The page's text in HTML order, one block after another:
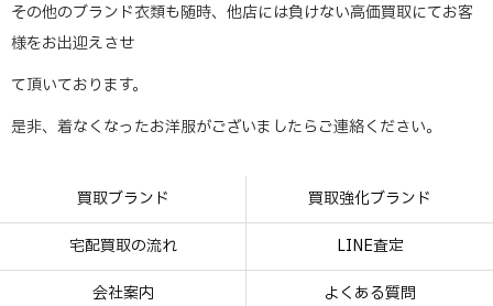
その他のブランド衣類も随時、他店には負けない高価買取にてお客
様をお出迎えさせ
て頂いております。
是非、着なくなったお洋服がございましたらご連絡ください。
買取ブランド 買取強化ブランド
宅配買取の流れ LINE査定
会社案内 よくある質問